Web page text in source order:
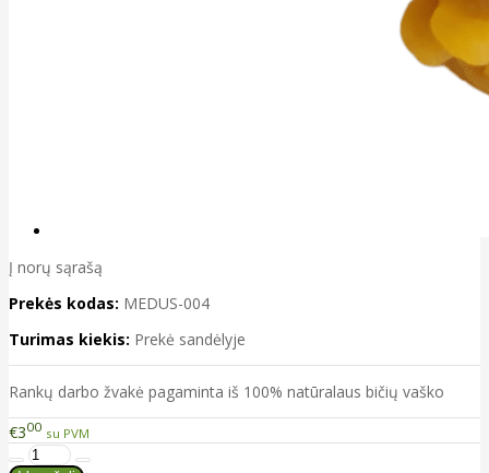
Į norų sąrašą
Prekės kodas: MEDUS-004
Turimas kiekis: Prekė sandėlyje
Rankų darbo žvakė pagaminta iš 100% natūralaus bičių vaško
€300 su PVM